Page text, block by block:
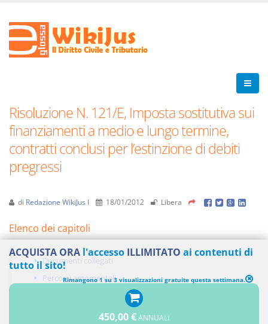
Risoluzione N. 121/E, Imposta sostitutiva sui
finanziamenti a medio e lungo termine,
contratti conclusi per l’estinzione di debiti
pregressi
di Redazione WikiJus I 18/01/2012 Libera
Elenco dei capitoli
Documenti collegati
Percorsi argomentali
Aggiungi un commento
ACQUISTA ORA l'accesso ILLIMITATO ai contenuti di
tutto il sito!
Rimangono 1 su 3 visualizzazioni gratuite questa settimana.
450,00 €ANNUALI